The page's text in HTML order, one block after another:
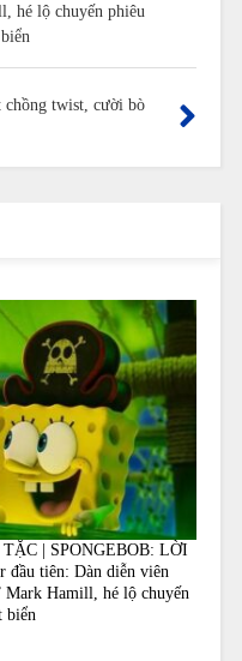
hé lộ chuyến phiêu
chồng twist, cười bò
| SPONGEBOB: LỜI
tiên: Dàn diễn viên
Mark Hamill, hé lộ chuyến
biển